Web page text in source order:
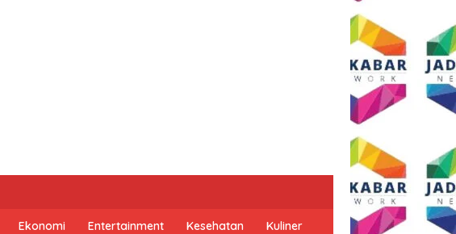
Ekonomi Entertainment Kesehatan Kuliner